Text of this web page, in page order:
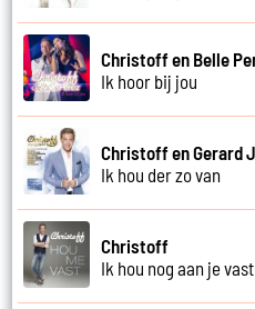
Christoff en Belle
Ik hoor bij jou
Christoff en Gerard
Ik hou der zo van
Christoff
Ik hou nog aan je vast